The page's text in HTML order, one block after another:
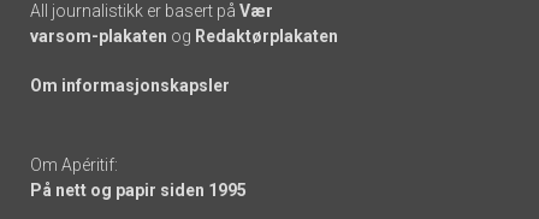
All journalistikk er basert på Vær
varsom-plakaten og Redaktørplakaten
Om informasjonskapsler
Om Apéritif:
På nett og papir siden 1995